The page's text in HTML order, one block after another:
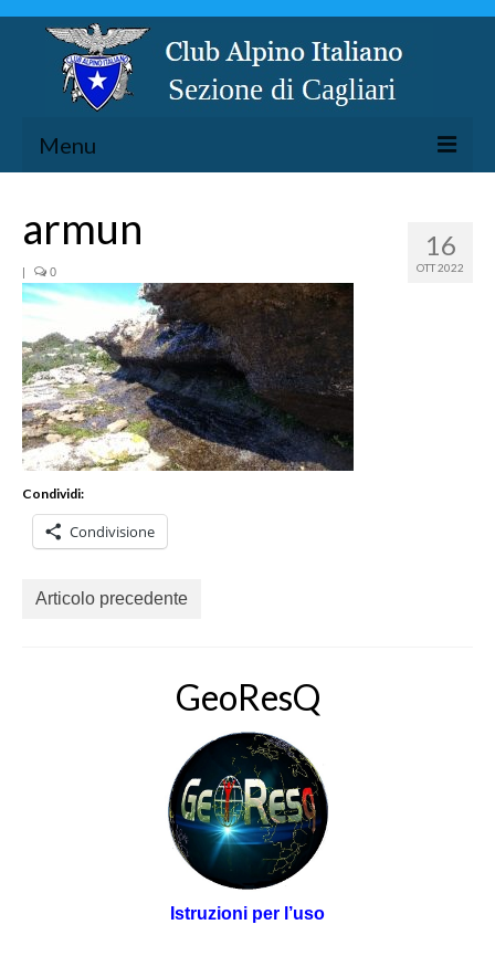
Menu
ESCURSIONISMO
SPELEOLOGIA
CICLOESCURSIONISMO
TORRENTISMO
16
OTT 2022
armun
| 0
Condividi:
Condivisione
Articolo precedente
GeoResQ
Istruzioni per l’uso